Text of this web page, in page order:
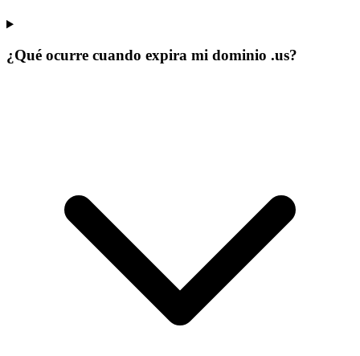
¿Qué ocurre cuando expira mi dominio .us?